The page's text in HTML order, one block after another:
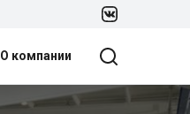
О компании